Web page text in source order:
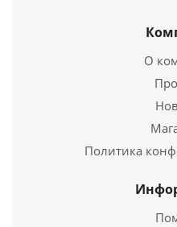
Твердотопливный
68
О
Политика